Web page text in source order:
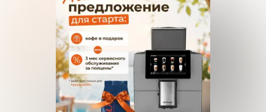
Карачаево-Черкесская республика, Кострома, Краснодар,
Краснодарский край, Крым, Липецк, Мурманск, Набережные
Челны, Нижний Новгород, Новороссийск, Новосибирск,
Омск, Оренбург, Пенза и Республика